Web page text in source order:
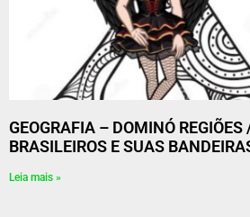
GEOGRAFIA – DOMINÓ REGIÕES
BRASILEIROS E SUAS
Leia mais »